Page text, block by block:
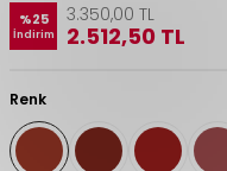
%25
İndirim
3.350,00 TL
2.512,50 TL
Renk